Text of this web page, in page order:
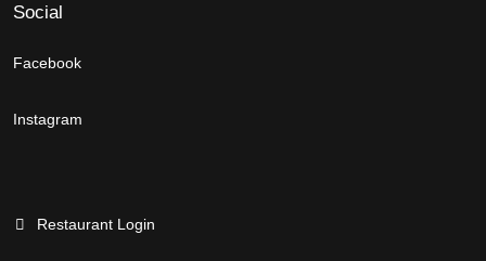
Social
Facebook
Instagram
Restaurant Login